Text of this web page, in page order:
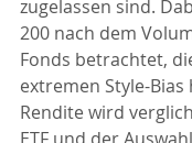
zugelassen sind.
200 nach dem
Fonds betrachtet,
extremen Style-Bias
Rendite wird